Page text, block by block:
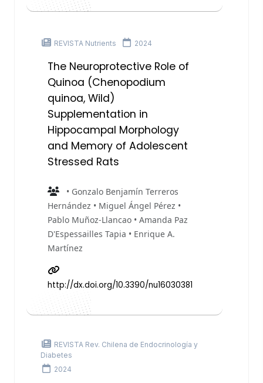
REVISTA Nutrients 2024
The Neuroprotective Role of
Quinoa (Chenopodium
quinoa, Wild)
Supplementation in
Hippocampal Morphology
and Memory of Adolescent
Stressed Rats
• Gonzalo Benjamín Terreros
Hernández • Miguel Ángel Pérez •
Pablo Muñoz-Llancao • Amanda Paz
D'Espessailles Tapia • Enrique A.
Martínez
http://dx.doi.org/10.3390/nu16030381
REVISTA Rev. Chilena de Endocrinología y
Diabetes
2024